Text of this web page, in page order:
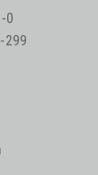
0
299